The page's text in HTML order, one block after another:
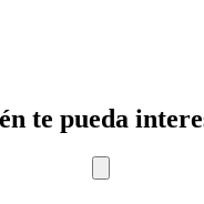
te pueda